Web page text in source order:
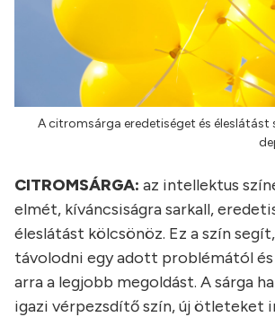
A citromsárga eredetiséget és éleslátást
CITROMSÁRGA: az intellektus
elmét, kíváncsiságra sarkall,
éleslátást kölcsönöz. Ez a szín
távolodni egy adott problémától
arra a legjobb megoldást. A sárga
igazi vérpezsdítő szín, új ötleteket